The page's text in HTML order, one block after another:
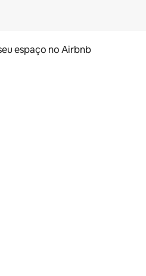
espaço no Airbnb